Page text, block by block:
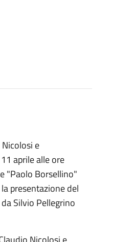
e
aprile alle ore
"Paolo Borsellino"
presentazione del
Silvio Pellegrino